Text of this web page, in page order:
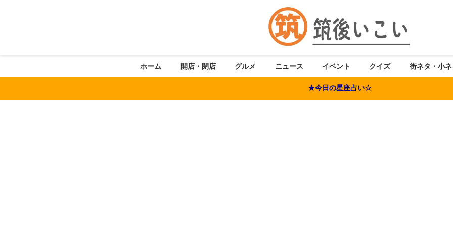
ホーム 開店・閉店 グルメ ニュース イベント クイズ 街ネタ・小ネ
★今日の星座占い☆